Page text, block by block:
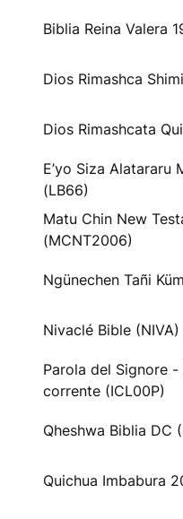
Biblia Reina Valera
Dios Rimashca
Dios Rimashcata
E’yo Siza Alatararu
(LB66)
Matu Chin New
(MCNT2006)
Ngünechen Tañi
Nivaclé Bible (NIVA)
Parola del Signore
corrente (ICL00P)
Qheshwa Biblia DC
Quichua Imbabura